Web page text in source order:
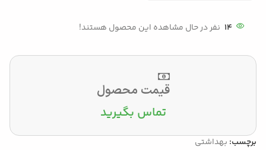
14 نفر در حال مشاهده این محصول هستند!
قیمت محصول
تماس بگیرید
برچسب: بهداشتی